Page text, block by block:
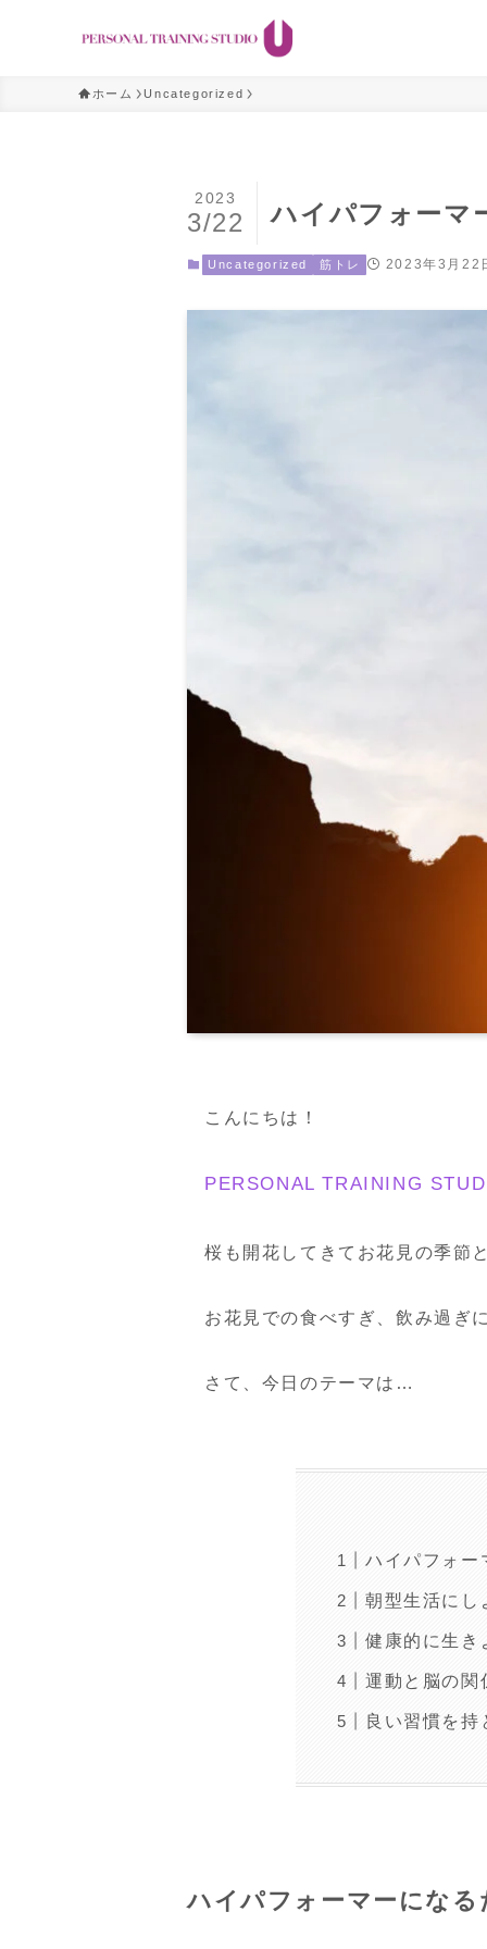
ホーム Uncategorized
ハイパフォーマ
2023
3/22
Uncategorized 筋トレ 2023年3月22
こんにちは！
PERSONAL TRAINING
桜も開花してきてお花見の季節
お花見での食べすぎ、飲み過ぎ
さて、今日のテーマは…
ハイパフォー
朝型生活にし
健康的に生き
運動と脳の関
良い習慣を持
ハイパフォーマーになる